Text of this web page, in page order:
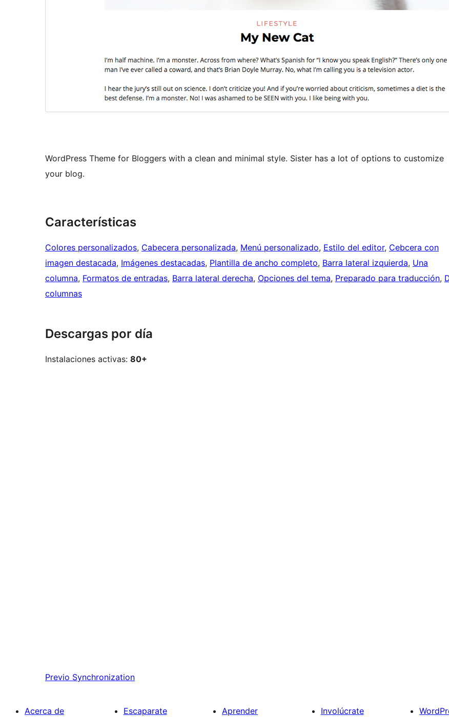
WordPress Theme for Bloggers with a clean and minimal style. Sister has a lot of options to customize
your blog.
Características
Colores personalizados, Cabecera personalizada, Menú personalizado, Estilo del editor, Cebcera con
imagen destacada, Imágenes destacadas, Plantilla de ancho completo, Barra lateral izquierda, Una
columna, Formatos de entradas, Barra lateral derecha, Opciones del tema, Preparado para traducción,
columnas
Descargas por día
Instalaciones activas: 80+
Previo Synchronization
Acerca de Escaparate Aprender Involúcrate